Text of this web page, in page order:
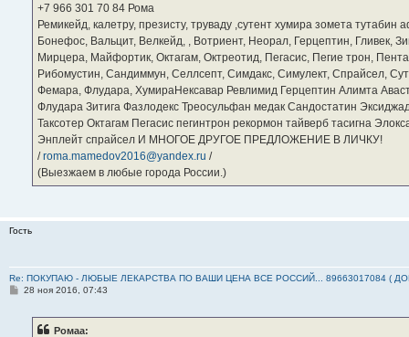
‪+7 966 301 70 84‬ Рома
Ремикейд, калетру, презисту, труваду ,сутент хумира зомета
Бонефос, Вальцит, Велкейд, , Вотриент, Неорал, Герцептин, Гливек,
Мирцера, Майфортик, Октагам, Октреотид, Пегасис, Пегие трон,
Рибомустин, Сандиммун, Селлсепт, Симдакс, Симулект, Спрайсел,
Фемара, Флудара, ХумираНексавар Ревлимид Герцептин Алимта
Флудара Зитига Фазлодекс Треосульфан медак Сандостатин
Таксотер Октагам Пегасис пегинтрон рекормон тайверб тасигна
Энплейт спрайсел И МНОГОЕ ДРУГОЕ ПРЕДЛОЖЕНИЕ В ЛИЧКУ!
/roma.mamedov2016@yandex.ru /
(Выезжаем в любые города России.)
Гость
Re: ПОКУПАЮ - ЛЮБЫЕ ЛЕКАРСТВА ПО ВАШИ ЦЕНА ВСЕ РОССИЙ... 89663017084 (
С28 ноя 2016, 07:43
Ромаа: